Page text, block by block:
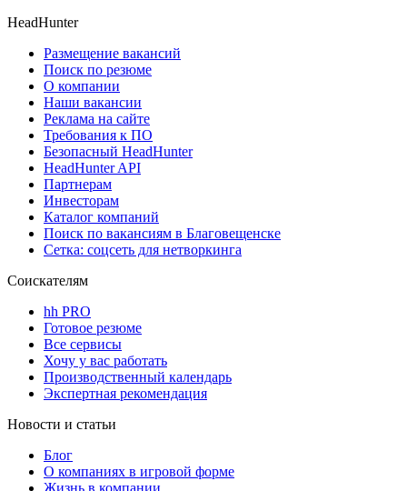
HeadHunter
Размещение вакансий
Поиск по резюме
О компании
Наши вакансии
Реклама на сайте
Требования к ПО
Безопасный HeadHunter
HeadHunter API
Партнерам
Инвесторам
Каталог компаний
Поиск по вакансиям в Благовещенске
Сетка: соцсеть для нетворкинга
Соискателям
hh PRO
Готовое резюме
Все сервисы
Хочу у вас работать
Производственный календарь
Экспертная рекомендация
Новости и статьи
Блог
О компаниях в игровой форме
Жизнь в компании